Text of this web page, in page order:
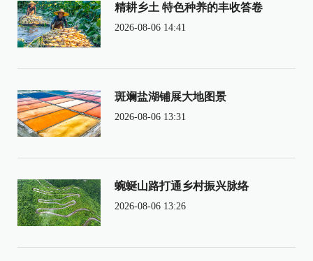
精耕乡土 特色种养的丰收答卷
2026-08-06 14:41
斑斓盐湖铺展大地图景
2026-08-06 13:31
蜿蜒山路打通乡村振兴脉络
2026-08-06 13:26